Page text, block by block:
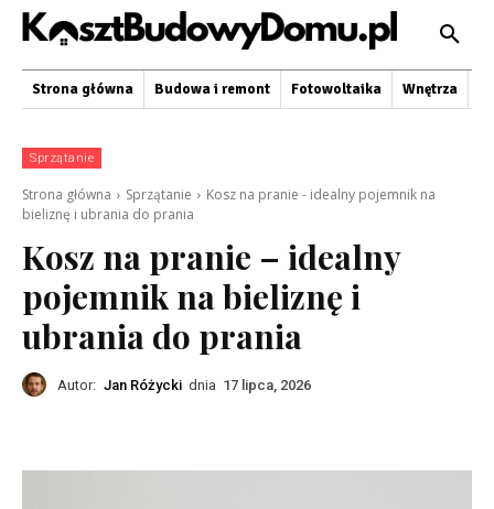
Strona główna Budowa i remont Fotowoltaika Wnętrza
Sprzątanie
Strona główna Sprzątanie
Kosz na pranie - idealny pojemnik na
bieliznę i ubrania do prania
Kosz na pranie – idealny
pojemnik na bieliznę i
ubrania do prania
Autor: Jan Różycki dnia 17 lipca, 2026